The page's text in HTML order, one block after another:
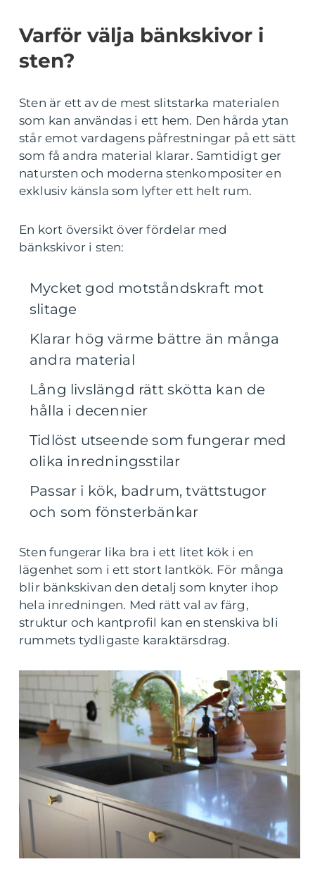
Varför välja bänkskivor i
sten?
Sten är ett av de mest slitstarka materialen
som kan användas i ett hem. Den hårda ytan
står emot vardagens påfrestningar på ett sätt
som få andra material klarar. Samtidigt ger
natursten och moderna stenkompositer en
exklusiv känsla som lyfter ett helt rum.
En kort översikt över fördelar med
bänkskivor i sten:
Mycket god motståndskraft mot
slitage
Klarar hög värme bättre än många
andra material
Lång livslängd rätt skötta kan de
hålla i decennier
Tidlöst utseende som fungerar med
olika inredningsstilar
Passar i kök, badrum, tvättstugor
och som fönsterbänkar
Sten fungerar lika bra i ett litet kök i en
lägenhet som i ett stort lantkök. För många
blir bänkskivan den detalj som knyter ihop
hela inredningen. Med rätt val av färg,
struktur och kantprofil kan en stenskiva bli
rummets tydligaste karaktärsdrag.